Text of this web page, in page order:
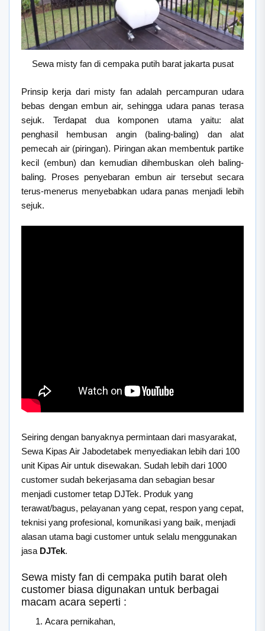
Sewa misty fan di cempaka putih barat jakarta pusat
Prinsip kerja dari misty fan adalah percampuran udara
bebas dengan embun air, sehingga udara panas terasa
sejuk. Terdapat dua komponen utama yaitu: alat
penghasil hembusan angin (baling-baling) dan alat
pemecah air (piringan). Piringan akan membentuk partike
kecil (embun) dan kemudian dihembuskan oleh baling-
baling. Proses penyebaran embun air tersebut secara
terus-menerus menyebabkan udara panas menjadi lebih
sejuk.
Seiring dengan banyaknya permintaan dari masyarakat,
Sewa Kipas Air Jabodetabek menyediakan lebih dari 100
unit Kipas Air untuk disewakan. Sudah lebih dari 1000
customer sudah bekerjasama dan sebagian besar
menjadi customer tetap DJTek. Produk yang
terawat/bagus, pelayanan yang cepat, respon yang cepat,
teknisi yang profesional, komunikasi yang baik, menjadi
alasan utama bagi customer untuk selalu menggunakan
jasa DJTek.
Sewa misty fan di cempaka putih barat oleh
customer biasa digunakan untuk berbagai
macam acara seperti :
Acara pernikahan,